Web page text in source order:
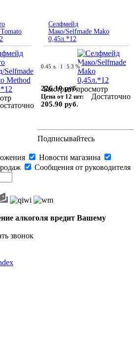
Селфмейд
Мако/Selfmade Mako
0,45л.*12
Быстрый просмотр
0.45 л. 1 5.3 %
226.10 руб.
Цена от 12 шт:
205.90 руб.
Достаточно
Подписывайтесь
Новости магазина
Сообщения от руководителя
алкоголя вредит Вашему
звонок